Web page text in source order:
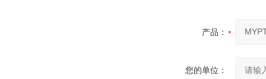
产品：
您的单位：